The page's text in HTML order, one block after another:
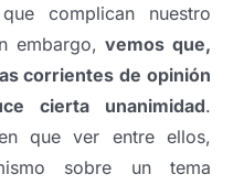
complican nuestro
embargo,vemos que,
corrientes de opinión
cierta unanimidad.
que ver entre ellos,
sobre un tema